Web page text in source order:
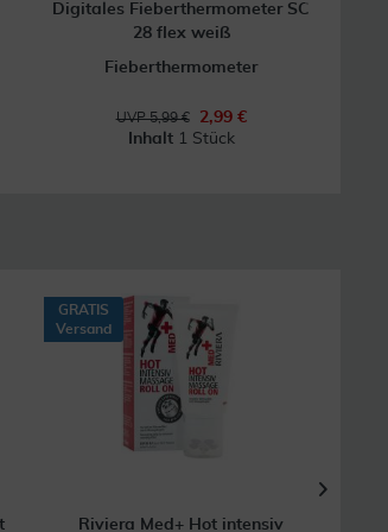
Digitales Fieberthermometer SC
28 flex weiß
Fieberthermometer
UVP 5,99 €
2,99 €
Inhalt 1 Stück
GRATIS
Versand
Riviera Med+ Hot intensiv